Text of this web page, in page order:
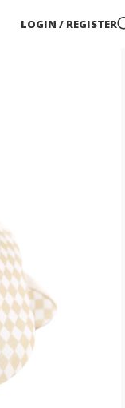
LOGIN / REGISTER